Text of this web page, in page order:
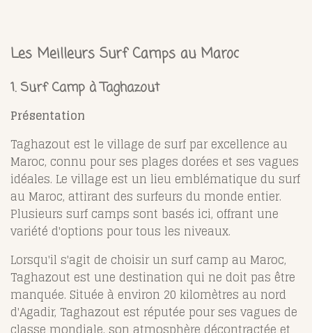
Les Meilleurs Surf Camps au Maroc
1. Surf Camp à Taghazout
Présentation
Taghazout est le village de surf par excellence au
Maroc, connu pour ses plages dorées et ses vagues
idéales. Le village est un lieu emblématique du surf
au Maroc, attirant des surfeurs du monde entier.
Plusieurs surf camps sont basés ici, offrant une
variété d'options pour tous les niveaux.
Lorsqu'il s'agit de choisir un surf camp au Maroc,
Taghazout est une destination qui ne doit pas être
manquée. Située à environ 20 kilomètres au nord
d'Agadir, Taghazout est réputée pour ses vagues de